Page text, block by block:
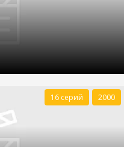
16 серий 2000